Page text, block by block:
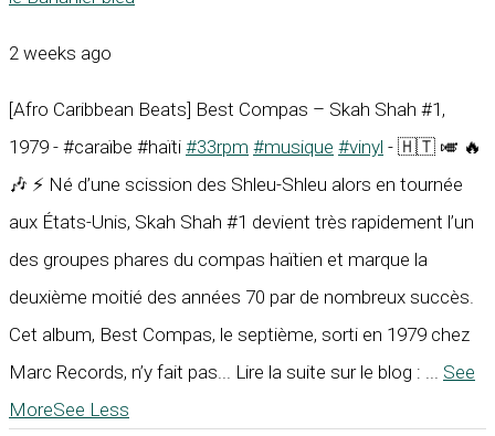
2 weeks ago
[Afro Caribbean Beats] Best Compas – Skah Shah #1,
1979 - #caraïbe #haïti #33rpm #musique #vinyl - 🇭🇹 🎺 🔥
🎶 ⚡ Né d’une scission des Shleu-Shleu alors en tournée
aux États-Unis, Skah Shah #1 devient très rapidement l’un
des groupes phares du compas haïtien et marque la
deuxième moitié des années 70 par de nombreux succès.
Cet album, Best Compas, le septième, sorti en 1979 chez
Marc Records, n’y fait pas... Lire la suite sur le blog : ... See
MoreSee Less